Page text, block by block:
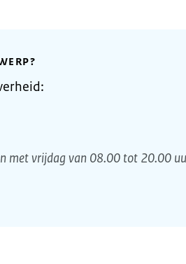
met vrijdag van 08.00 tot 20.00